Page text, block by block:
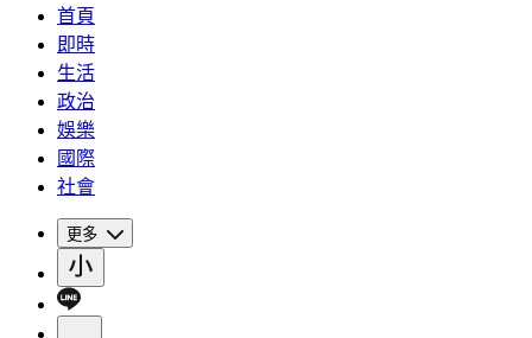
首頁
即時
生活
政治
娛樂
國際
社會
更多